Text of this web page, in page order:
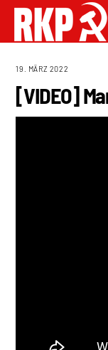
19. MÄRZ 2022
[VIDEO]